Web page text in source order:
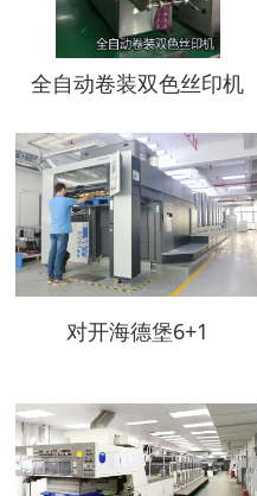
全自动卷装双色丝印机
对开海德堡6+1